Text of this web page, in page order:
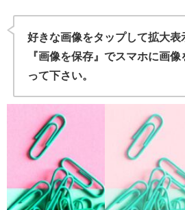
好きな画像をタップして拡大表
『画像を保存』でスマホに画
って下さい。